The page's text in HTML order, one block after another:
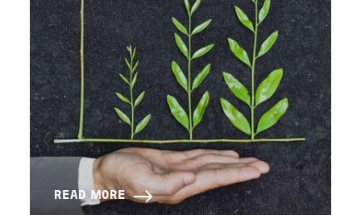
READ MORE